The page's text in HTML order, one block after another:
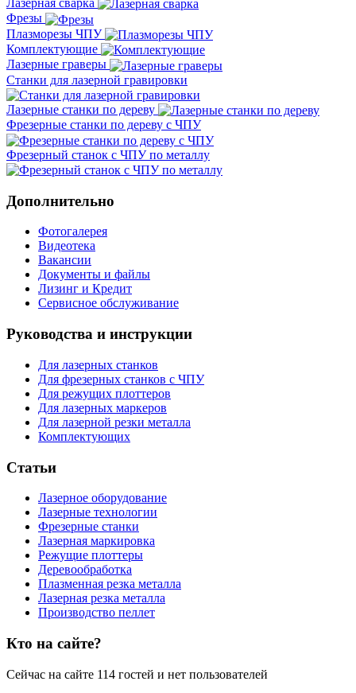
Лазерная сварка
Фрезы
Плазморезы ЧПУ
Комплектующие
Лазерные граверы
Станки для лазерной гравировки
Лазерные станки по дереву
Фрезерные станки по дереву с ЧПУ
Фрезерный станок с ЧПУ по металлу
Дополнительно
Фотогалерея
Видеотека
Вакансии
Документы и файлы
Лизинг и Кредит
Сервисное обслуживание
Руководства и инструкции
Для лазерных станков
Для фрезерных станков с ЧПУ
Для режущих плоттеров
Для лазерных маркеров
Для лазерной резки металла
Комплектующих
Статьи
Лазерное оборудование
Лазерные технологии
Фрезерные станки
Лазерная маркировка
Режущие плоттеры
Деревообработка
Плазменная резка металла
Лазерная резка металла
Производство пеллет
Кто на сайте?
Сейчас на сайте 114 гостей и нет пользователей